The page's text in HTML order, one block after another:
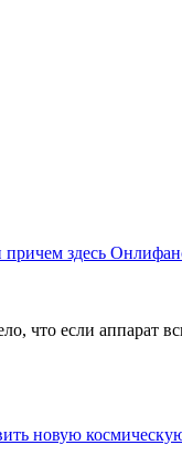
причем здесь
что если аппарат
новую